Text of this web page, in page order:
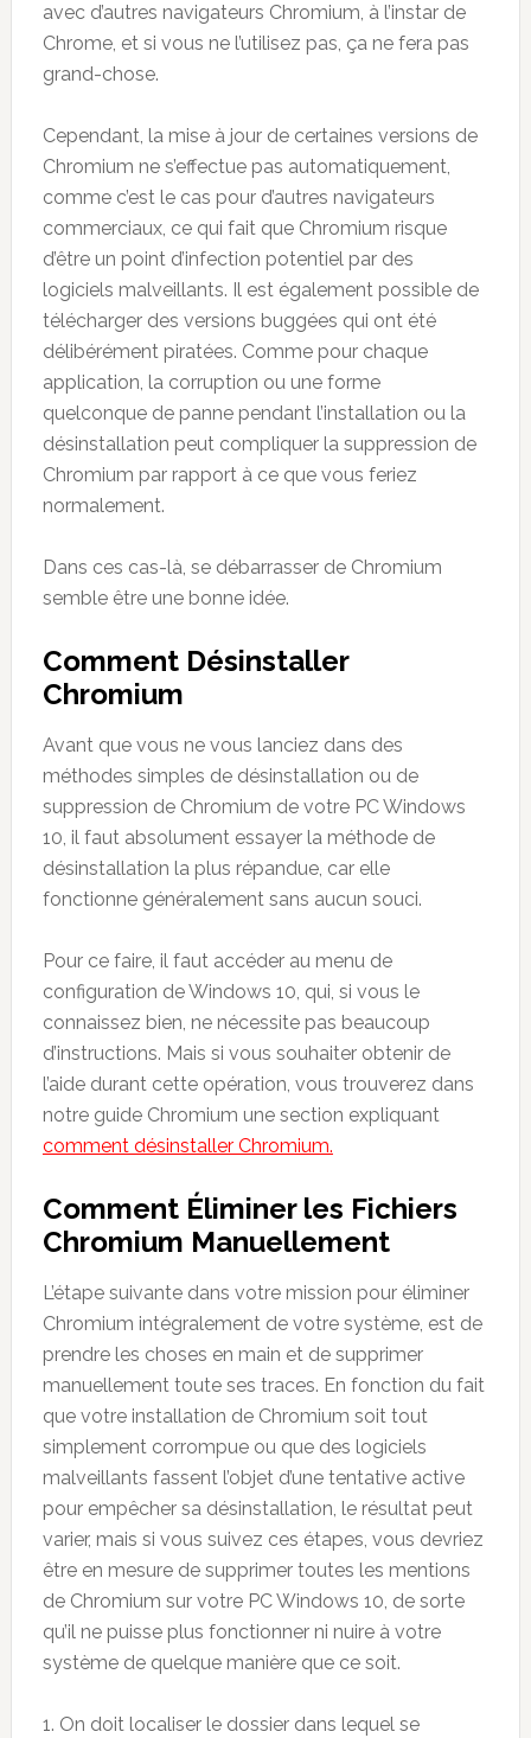
avec d’autres navigateurs Chromium, à l’instar de
Chrome, et si vous ne l’utilisez pas, ça ne fera pas
grand-chose.
Cependant, la mise à jour de certaines versions de
Chromium ne s’effectue pas automatiquement,
comme c’est le cas pour d’autres navigateurs
commerciaux, ce qui fait que Chromium risque
d’être un point d’infection potentiel par des
logiciels malveillants. Il est également possible de
télécharger des versions buggées qui ont été
délibérément piratées. Comme pour chaque
application, la corruption ou une forme
quelconque de panne pendant l’installation ou la
désinstallation peut compliquer la suppression de
Chromium par rapport à ce que vous feriez
normalement.
Dans ces cas-là, se débarrasser de Chromium
semble être une bonne idée.
Comment Désinstaller
Chromium
Avant que vous ne vous lanciez dans des
méthodes simples de désinstallation ou de
suppression de Chromium de votre PC Windows
10, il faut absolument essayer la méthode de
désinstallation la plus répandue, car elle
fonctionne généralement sans aucun souci.
Pour ce faire, il faut accéder au menu de
configuration de Windows 10, qui, si vous le
connaissez bien, ne nécessite pas beaucoup
d’instructions. Mais si vous souhaiter obtenir de
l’aide durant cette opération, vous trouverez dans
notre guide Chromium une section expliquant
comment désinstaller Chromium.
Comment Éliminer les Fichiers
Chromium Manuellement
L’étape suivante dans votre mission pour éliminer
Chromium intégralement de votre système, est de
prendre les choses en main et de supprimer
manuellement toute ses traces. En fonction du fait
que votre installation de Chromium soit tout
simplement corrompue ou que des logiciels
malveillants fassent l’objet d’une tentative active
pour empêcher sa désinstallation, le résultat peut
varier, mais si vous suivez ces étapes, vous devriez
être en mesure de supprimer toutes les mentions
de Chromium sur votre PC Windows 10, de sorte
qu’il ne puisse plus fonctionner ni nuire à votre
système de quelque manière que ce soit.
1. On doit localiser le dossier dans lequel se